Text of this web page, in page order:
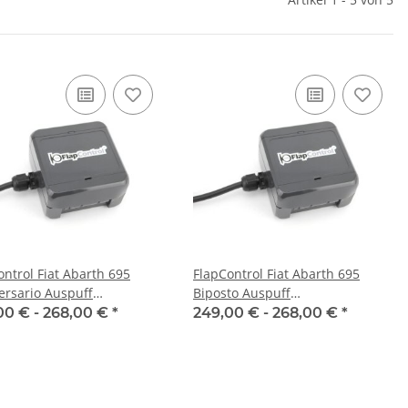
Fiat Abarth 695
Auspuff
€ - 268,00 € *
FlapControl Fiat Abarth 695
Biposto Auspuff
Klappensteuerung
249,00 € - 268,00 € *